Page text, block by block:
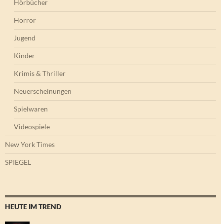
Hörbücher
Horror
Jugend
Kinder
Krimis & Thriller
Neuerscheinungen
Spielwaren
Videospiele
New York Times
SPIEGEL
HEUTE IM TREND